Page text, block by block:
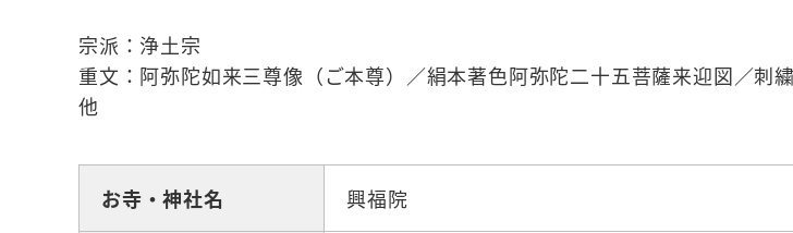
宗派：浄土宗
重文：阿弥陀如来三尊像（ご本尊）／絹本著色阿弥陀二十五菩薩来迎図／刺
他
お寺・神社名 興福院